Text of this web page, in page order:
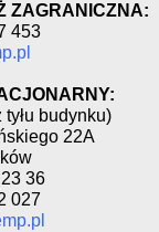
ZAGRANICZNA:
453
tyłu budynku)
22A
36
027